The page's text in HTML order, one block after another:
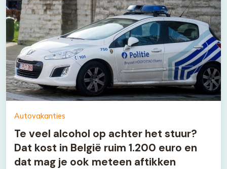
Autovakanties
Te veel alcohol op achter het stuur?
Dat kost in België ruim 1.200 euro en
dat mag je ook meteen aftikken